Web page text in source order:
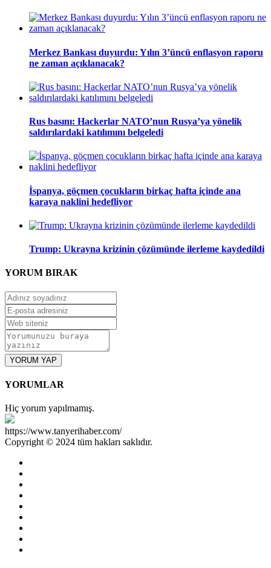
Merkez Bankası duyurdu: Yılın 3’üncü enflasyon raporu
ne zaman açıklanacak?
Rus basını: Hackerlar NATO’nun Rusya’ya yönelik
saldırılardaki katılımını belgeledi
İspanya, göçmen çocukların birkaç hafta içinde ana
karaya naklini hedefliyor
Trump: Ukrayna krizinin çözümünde ilerleme kaydedildi
YORUM BIRAK
YORUM YAP
YORUMLAR
Hiç yorum yapılmamış.
https://www.tanyerihaber.com/
Copyright © 2024 tüm hakları saklıdır.